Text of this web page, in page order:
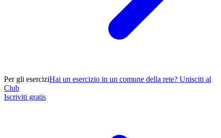
Per gli eserciziHai un esercizio in un comune della rete? Unisciti al
Club
Iscriviti gratis